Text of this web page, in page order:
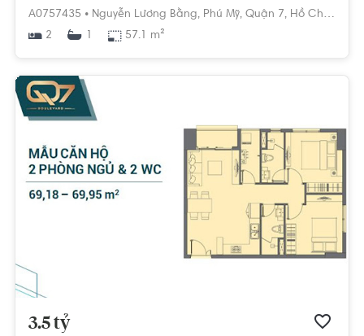
A0757435 • Nguyễn Lương Bằng, Phú Mỹ, Quận 7, Hồ Chí Minh
2
1 57.1 m²
3.5 tỷ